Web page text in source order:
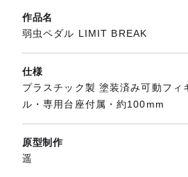
作品名
弱虫ペダル LIMIT BREAK
仕様
プラスチック製 塗装済み可動フィ
ル・専用台座付属・約100mm
原型制作
遥